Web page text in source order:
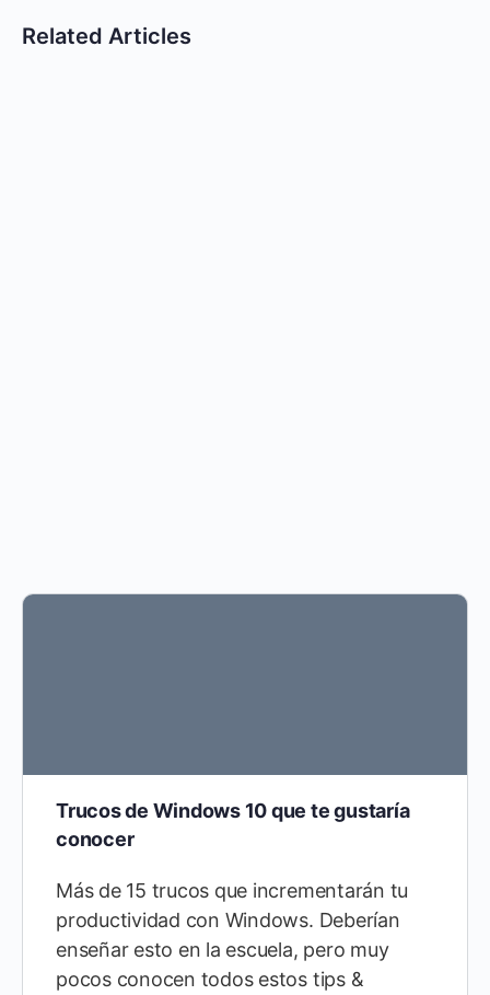
Related Articles
Trucos de Windows 10 que te gustaría
conocer
Más de 15 trucos que incrementarán tu
productividad con Windows. Deberían
enseñar esto en la escuela, pero muy
pocos conocen todos estos tips &